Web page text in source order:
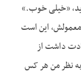
«خیلی خوب.»
معمولش، این است
داشت از
نظر من هر کس